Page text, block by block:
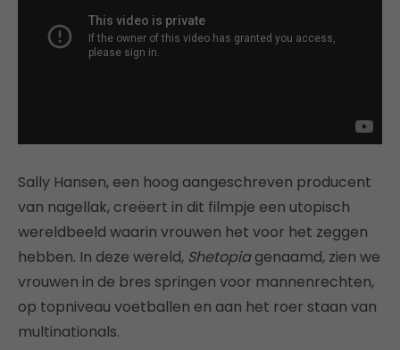
Sally Hansen, een hoog aangeschreven producent
van nagellak, creëert in dit filmpje een utopisch
wereldbeeld waarin vrouwen het voor het zeggen
hebben. In deze wereld, Shetopiagenaamd, zien we
vrouwen in de bres springen voor mannenrechten,
op topniveau voetballen en aan het roer staan van
multinationals.